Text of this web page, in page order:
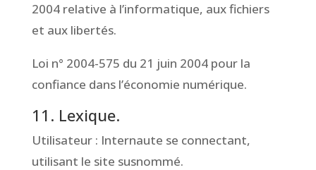
2004 relative à l’informatique, aux fichiers
et aux libertés.
Loi n° 2004-575 du 21 juin 2004 pour la
confiance dans l’économie numérique.
11. Lexique.
Utilisateur : Internaute se connectant,
utilisant le site susnommé.